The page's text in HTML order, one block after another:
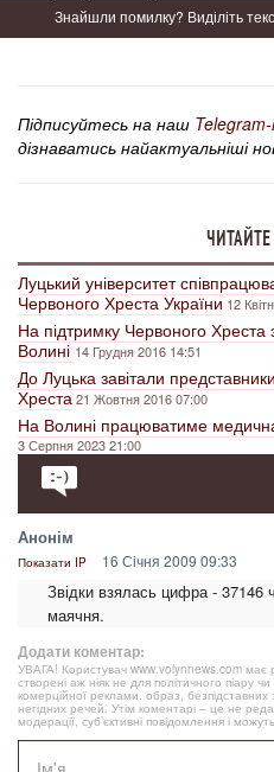
Знайшли помилку? Виділіть
Підписуйтесь на наш
дізнаватись найактуальніші
Луцький університет
Червоного Хреста України 12
На підтримку Червоного Хреста
Волині14 Грудня 2016 14:51
До Луцька завітали
Хреста21 Жовтня 2016 07:00
На Волині працюватиме
3 Серпня 2023 21:00
Анонім
Показати IP 16 Січня 2009 09:33
Звідки взялась цифра - 37146
маячня.
Додати коментар:
УВАГА! Користувач www.volynnews.com має
створені аж ніяк не для політичного піару
комерційної реклами, образ, безпідставних
негідних речей. Утім коментарі – це не
модерації, суб’єктивні повідомлення і